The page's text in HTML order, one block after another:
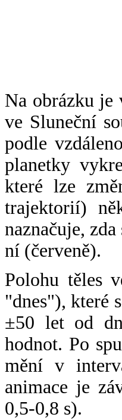
Na obrázku je
ve Sluneční
podle
planetky
které lze
trajektorií)
naznačuje,
ní (červeně).
Polohu těles
"dnes"), které
±50 let od
hodnot. Po
mění v
animace je
0,5-0,8 s).